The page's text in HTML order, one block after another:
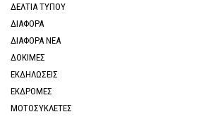
ΔΕΛΤΙΑ ΤΥΠΟΥ
ΔΙΑΦΟΡΑ
ΔΙΑΦΟΡΑ ΝΕΑ
ΔΟΚΙΜΕΣ
ΕΚΔΗΛΩΣΕΙΣ
ΕΚΔΡΟΜΕΣ
ΜΟΤΟΣΥΚΛΕΤΕΣ